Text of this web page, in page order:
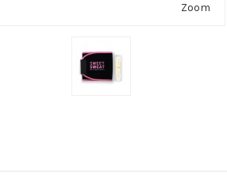
Zoom